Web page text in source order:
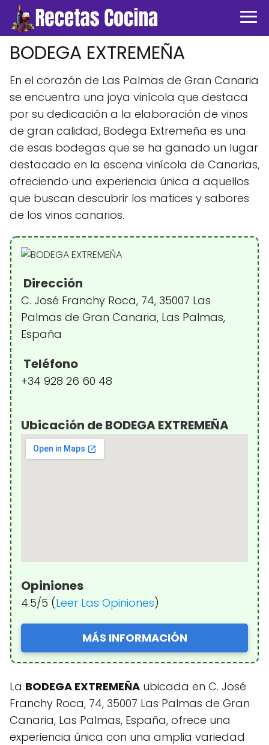
BODEGA EXTREMEÑA
En el corazón de Las Palmas de Gran Canaria
se encuentra una joya vinícola que destaca
por su dedicación a la elaboración de vinos
de gran calidad, Bodega Extremeña es una
de esas bodegas que se ha ganado un lugar
destacado en la escena vinícola de Canarias,
ofreciendo una experiencia única a aquellos
que buscan descubrir los matices y sabores
de los vinos canarios.
Dirección
C. José Franchy Roca, 74, 35007 Las
Palmas de Gran Canaria, Las Palmas,
España
Teléfono
+34 928 26 60 48
Ubicación de BODEGA EXTREMEÑA
Opiniones
4.5/5 (Leer Las Opiniones)
MÁS INFORMACIÓN
La BODEGA EXTREMEÑA ubicada en C. José
Franchy Roca, 74, 35007 Las Palmas de Gran
Canaria, Las Palmas, España, ofrece una
experiencia única con una amplia variedad